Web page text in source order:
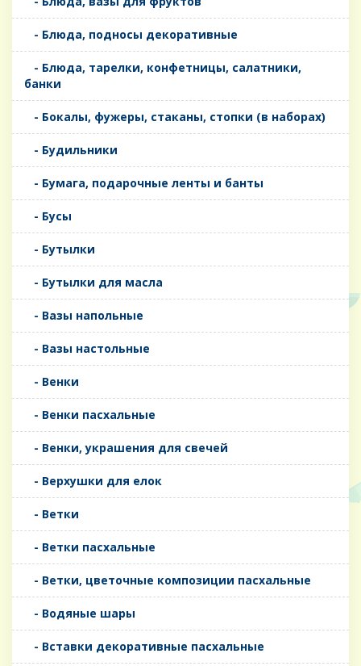
- Блюда, подносы декоративные
- Блюда, тарелки, конфетницы, салатники,
банки
- Бокалы, фужеры, стаканы, стопки (в наборах)
- Будильники
- Бумага, подарочные ленты и банты
- Бусы
- Бутылки
- Бутылки для масла
- Вазы напольные
- Вазы настольные
- Венки
- Венки пасхальные
- Венки, украшения для свечей
- Верхушки для елок
- Ветки
- Ветки пасхальные
- Ветки, цветочные композиции пасхальные
- Водяные шары
- Вставки декоративные пасхальные